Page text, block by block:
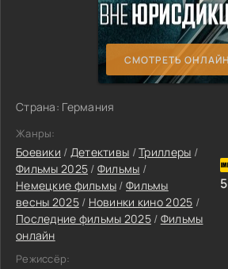
СМОТРЕТЬ ОНЛАЙН
Страна: Германия
Жанры:
Боевики / Детективы /Триллеры /
Фильмы 2025 / Фильмы /
Немецкие фильмы /Фильмы
весны 2025/ Новинки кино 2025 /
Последние фильмы 2025/ Фильмы
онлайн
Режиссёр: